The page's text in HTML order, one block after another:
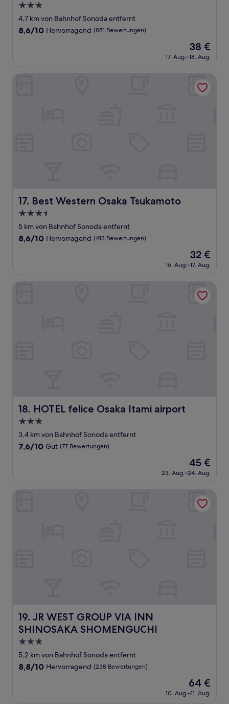
3.0-
Sterne-
Unterkunft
4,7 km von Bahnhof Sonoda entfernt
8.6
Bewertungen)
8,6/10 Hervorragend (851 Bewertungen)
Der
Preis
beträgt
38 €
17. Aug.–18. Aug.
17. Best Western Osaka Tsukamoto
Best Western Osaka Tsukamoto
3.5-
Sterne-
Unterkunft
5 km von Bahnhof Sonoda entfernt
8.6
Bewertungen)
8,6/10 Hervorragend (413 Bewertungen)
Der
Preis
beträgt
32 €
16. Aug.–17. Aug.
18. HOTEL felice Osaka Itami airport
HOTEL felice Osaka Itami airport
3.0-
Sterne-
Unterkunft
3,4 km von Bahnhof Sonoda entfernt
7.6
Bewertungen)
7,6/10 Gut (77 Bewertungen)
Der
Preis
beträgt
45 €
23. Aug.–24. Aug.
19. JR WEST GROUP VIA INN
SHINOSAKA SHOMENGUCHI
JR WEST GROUP VIA INN SHINOSAKA SHOMENGUCHI
3.0-
Sterne-
Unterkunft
5,2 km von Bahnhof Sonoda entfernt
8.8
8,8/10 Hervorragend (238 Bewertungen)
Der
Preis
beträgt
64 €
10. Aug.–11. Aug.
JR WEST GROUP VIA INN SHINOSAKA SHOMENGUCHI